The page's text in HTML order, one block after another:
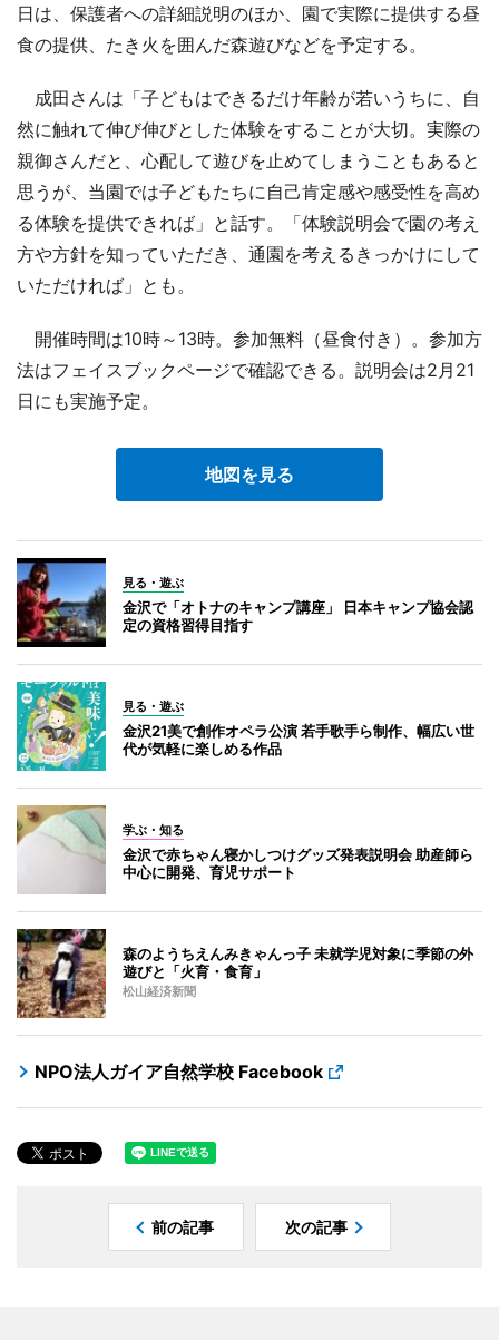
日は、保護者への詳細説明のほか、園で実際に提供する昼
食の提供、たき火を囲んだ森遊びなどを予定する。
成田さんは「子どもはできるだけ年齢が若いうちに、自
然に触れて伸び伸びとした体験をすることが大切。実際の
親御さんだと、心配して遊びを止めてしまうこともあると
思うが、当園では子どもたちに自己肯定感や感受性を高め
る体験を提供できれば」と話す。「体験説明会で園の考え
方や方針を知っていただき、通園を考えるきっかけにして
いただければ」とも。
開催時間は10時～13時。参加無料（昼食付き）。参加方
法はフェイスブックページで確認できる。説明会は2月21
日にも実施予定。
地図を見る
見る・遊ぶ
金沢で「オトナのキャンプ講座」 日本キャンプ協会認
定の資格習得目指す
見る・遊ぶ
金沢21美で創作オペラ公演 若手歌手ら制作、幅広い世
代が気軽に楽しめる作品
学ぶ・知る
金沢で赤ちゃん寝かしつけグッズ発表説明会 助産師ら
中心に開発、育児サポート
森のようちえんみきゃんっ子 未就学児対象に季節の外
遊びと「火育・食育」
松山経済新聞
NPO法人ガイア自然学校 Facebook
前の記事 次の記事